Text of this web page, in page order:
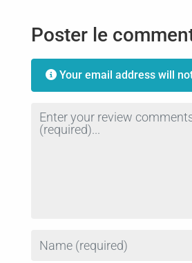
Poster le
Your email address will
Review text